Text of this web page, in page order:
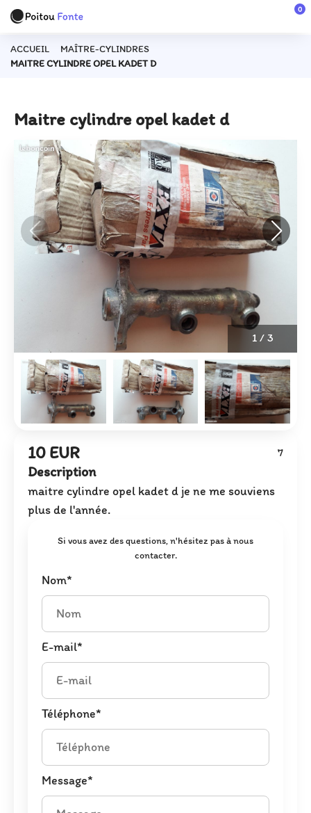
0
ACCUEIL
MAÎTRE-CYLINDRES
MAITRE CYLINDRE OPEL KADET D
Maitre cylindre opel kadet d
1/ 3
10 EUR 7
Description
maitre cylindre opel kadet d je ne me souviens
plus de l'année.
Si vous avez des questions, n'hésitez pas à nous
contacter.
Nom*
E-mail*
Téléphone*
Message*